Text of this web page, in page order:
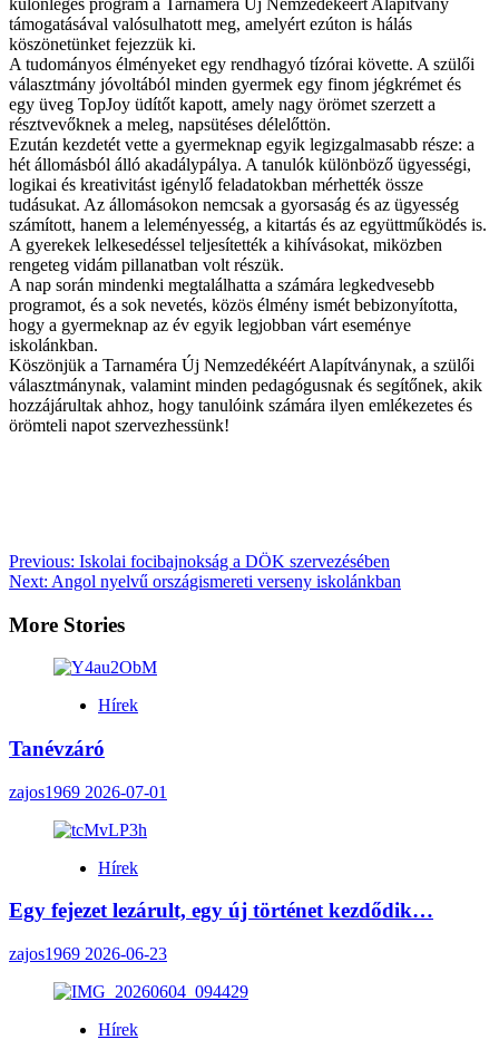
támogatásával valósulhatott meg, amelyért ezúton is hálás
köszönetünket fejezzük ki.
A tudományos élményeket egy rendhagyó tízórai követte. A szülői
választmány jóvoltából minden gyermek egy finom jégkrémet és
egy üveg TopJoy üdítőt kapott, amely nagy örömet szerzett a
résztvevőknek a meleg, napsütéses délelőttön.
Ezután kezdetét vette a gyermeknap egyik legizgalmasabb része: a
hét állomásból álló akadálypálya. A tanulók különböző ügyességi,
logikai és kreativitást igénylő feladatokban mérhették össze
tudásukat. Az állomásokon nemcsak a gyorsaság és az ügyesség
számított, hanem a leleményesség, a kitartás és az együttműködés is.
A gyerekek lelkesedéssel teljesítették a kihívásokat, miközben
rengeteg vidám pillanatban volt részük.
A nap során mindenki megtalálhatta a számára legkedvesebb
programot, és a sok nevetés, közös élmény ismét bebizonyította,
hogy a gyermeknap az év egyik legjobban várt eseménye
iskolánkban.
Köszönjük a Tarnaméra Új Nemzedékéért Alapítványnak, a szülői
választmánynak, valamint minden pedagógusnak és segítőnek, akik
hozzájárultak ahhoz, hogy tanulóink számára ilyen emlékezetes és
örömteli napot szervezhessünk!
Post
navigation
Previous: Iskolai focibajnokság a DÖK szervezésében
Next: Angol nyelvű országismereti verseny iskolánkban
More Stories
Hírek
Tanévzáró
zajos1969 2026-07-01
Hírek
Egy fejezet lezárult, egy új történet kezdődik…
zajos1969 2026-06-23
Hírek